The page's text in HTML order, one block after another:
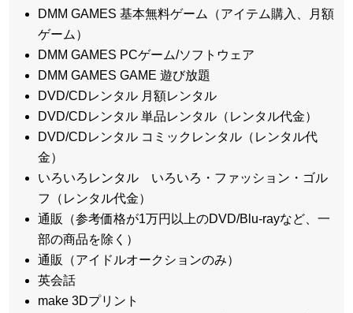
DMM GAMES 基本無料ゲーム（アイテム購入、月額
ゲーム）
DMM GAMES PCゲーム/ソフトウェア
DMM GAMES GAME 遊び放題
DVD/CDレンタル 月額レンタル
DVD/CDレンタル 単品レンタル（レンタル代金）
DVD/CDレンタル コミックレンタル（レンタル代
金）
いろいろレンタル いろいろ・ファッション・ゴル
フ（レンタル代金）
通販（参考価格が1万円以上のDVD/Blu-rayなど、一
部の商品を除く）
通販（アイドルオークションのみ）
英会話
make 3Dプリント